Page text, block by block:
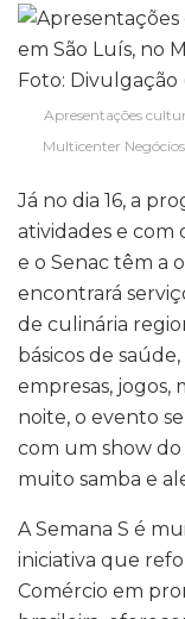
Apresentações
Multicenter
Já no dia 16, a
atividades e com
e o Senac têm a
encontrará
de culinária
básicos de
empresas, jogos,
noite, o evento
com um show
muito samba e
A Semana S é
iniciativa que
Comércio em